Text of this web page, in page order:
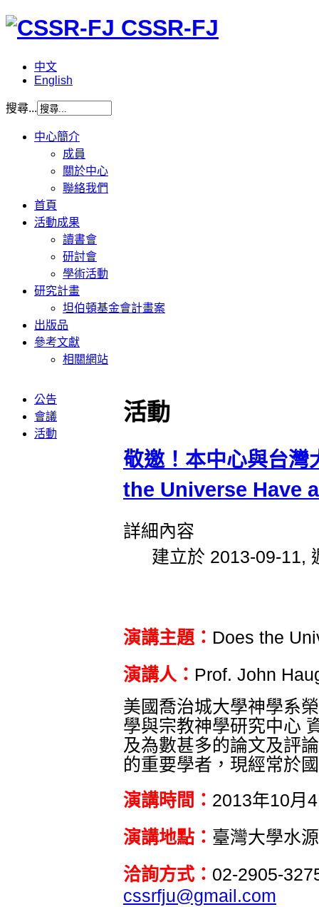
CSSR-FJ
中文
English
搜尋...
中心簡介
成員
關於中心
聯絡我們
首頁
活動成果
讀書會
研討會
學術活動
研究計畫
坦伯頓基金會計畫案
出版品
參考文獻
相關網站
公告
會議
活動
活動
敬邀！本中心與台灣
the Universe Have
詳細內容
建立於 2013-09-11,
演講主題： Does the
演講人： Prof. John
美國喬治城大學神學系
學與宗教神學研究中心
及為數甚多的論文及評
的重要學者，現經常於
演講時間： 2013年10月
演講地點： 臺灣大學水
洽詢方式： 02-2905-
cssrfju@gmail.com